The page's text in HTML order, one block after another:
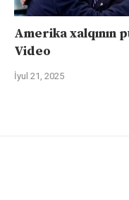
Amerika xalqının
Video
İyul 21, 2025